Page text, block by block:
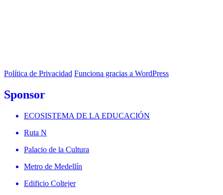
Política de Privacidad Funciona gracias a WordPress
Sponsor
ECOSISTEMA DE LA EDUCACIÓN
Ruta N
Palacio de la Cultura
Metro de Medellín
Edificio Coltejer